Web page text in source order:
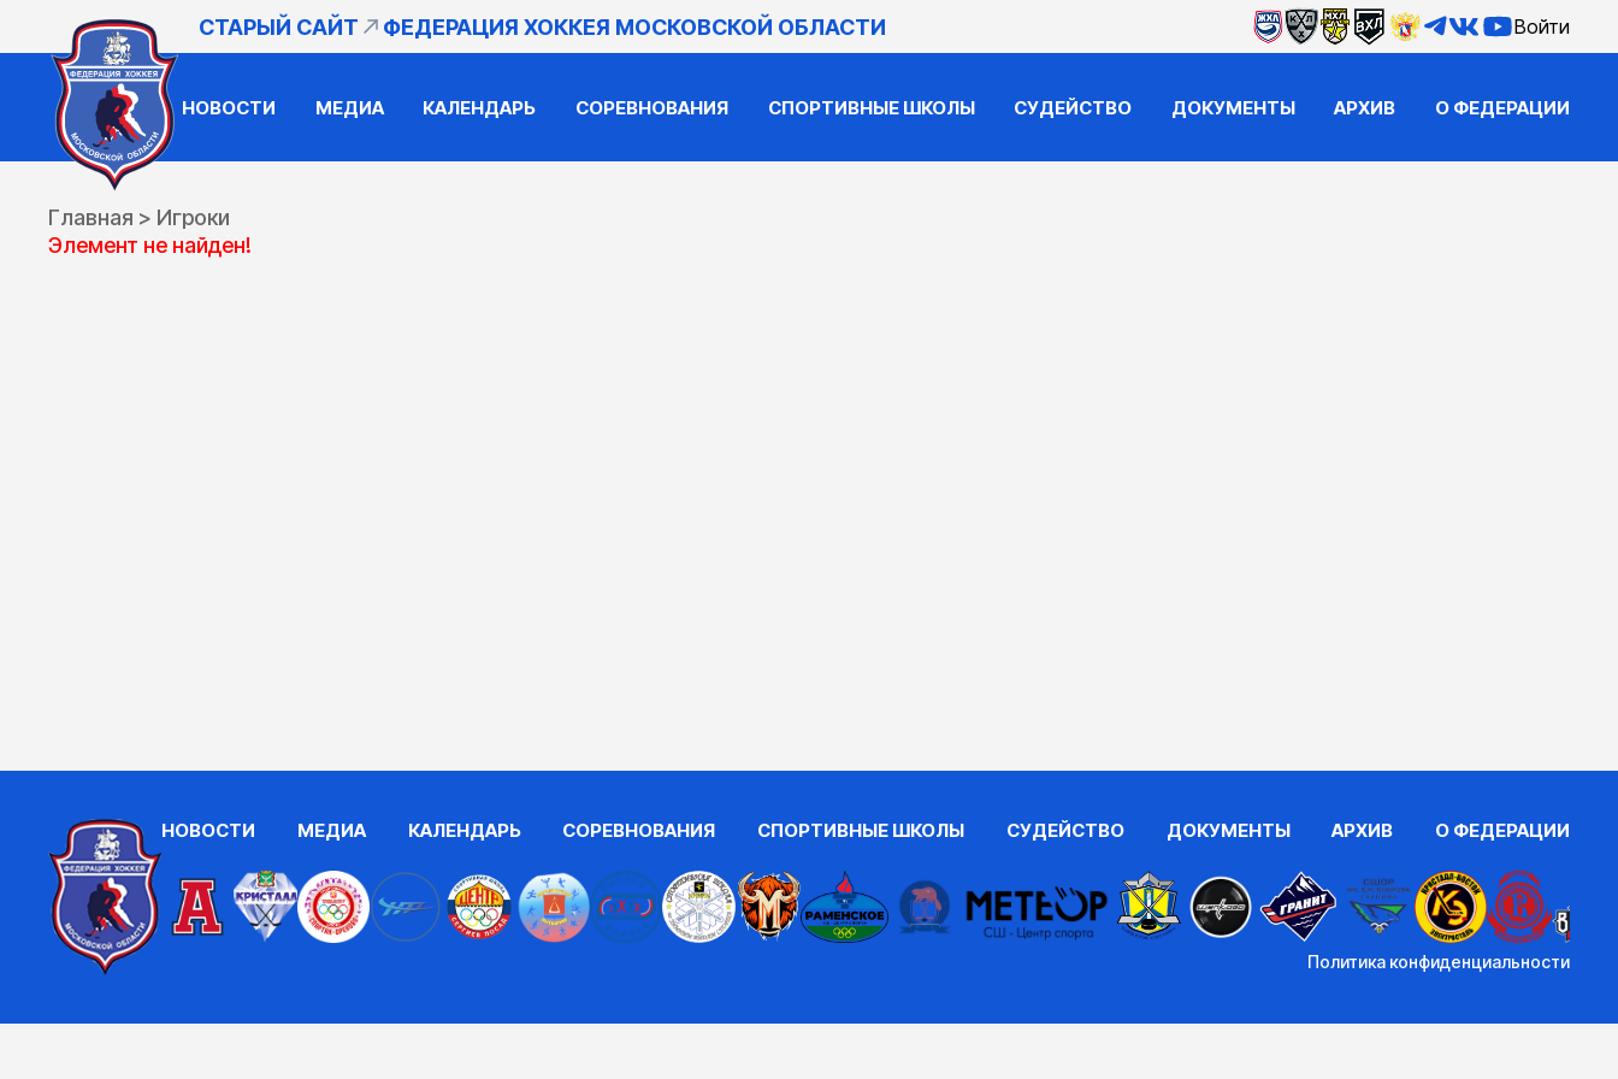
СТАРЫЙ САЙТ ФЕДЕРАЦИЯ ХОККЕЯ МОСКОВСКОЙ ОБЛАСТИ Войти
НОВОСТИ МЕДИА КАЛЕНДАРЬ СОРЕВНОВАНИЯ СПОРТИВНЫЕ ШКОЛЫ СУДЕЙСТВО ДОКУМЕНТЫ АРХИВ О ФЕДЕРАЦИИ
Главная > Игроки
Элемент не найден!
НОВОСТИ МЕДИА КАЛЕНДАРЬ СОРЕВНОВАНИЯ СПОРТИВНЫЕ ШКОЛЫ СУДЕЙСТВО ДОКУМЕНТЫ АРХИВ О ФЕДЕРАЦИИ
Политика конфиденциальности